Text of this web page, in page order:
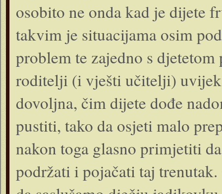
osobito ne onda kad je dijete
takvim je situacijama osim
problem te zajedno s
roditelji (i vješti učitelji) uvijek
dovoljna, čim dijete dođe
pustiti, tako da osjeti malo
nakon toga glasno primjetiti
podržati i pojačati taj